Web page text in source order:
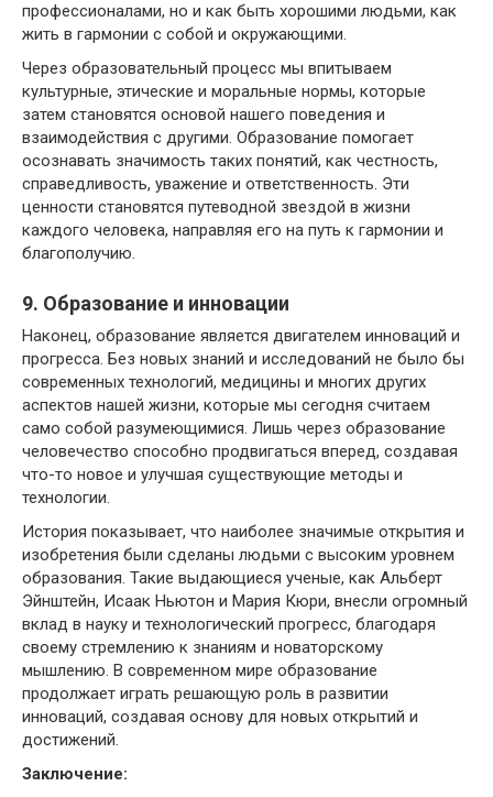
профессионалами, но и как быть хорошими людьми, как
жить в гармонии с собой и окружающими.
Через образовательный процесс мы впитываем
культурные, этические и моральные нормы, которые
затем становятся основой нашего поведения и
взаимодействия с другими. Образование помогает
осознавать значимость таких понятий, как честность,
справедливость, уважение и ответственность. Эти
ценности становятся путеводной звездой в жизни
каждого человека, направляя его на путь к гармонии и
благополучию.
9. Образование и инновации
Наконец, образование является двигателем инноваций и
прогресса. Без новых знаний и исследований не было бы
современных технологий, медицины и многих других
аспектов нашей жизни, которые мы сегодня считаем
само собой разумеющимися. Лишь через образование
человечество способно продвигаться вперед, создавая
что-то новое и улучшая существующие методы и
технологии.
История показывает, что наиболее значимые открытия и
изобретения были сделаны людьми с высоким уровнем
образования. Такие выдающиеся ученые, как Альберт
Эйнштейн, Исаак Ньютон и Мария Кюри, внесли огромный
вклад в науку и технологический прогресс, благодаря
своему стремлению к знаниям и новаторскому
мышлению. В современном мире образование
продолжает играть решающую роль в развитии
инноваций, создавая основу для новых открытий и
достижений.
Заключение: